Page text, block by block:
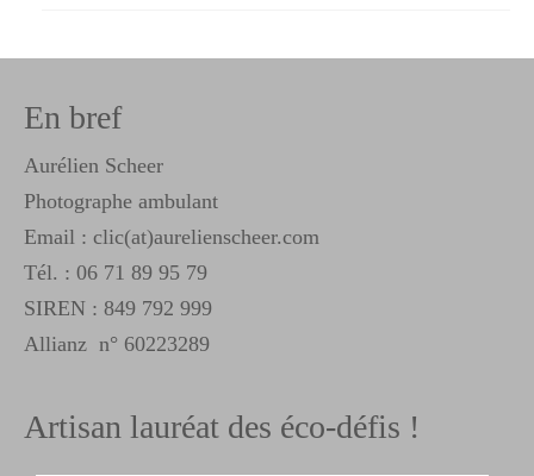
En bref
Aurélien Scheer
Photographe ambulant
Email : clic(at)aurelienscheer.com
Tél. : 06 71 89 95 79
SIREN : 849 792 999
Allianz n° 60223289
Artisan lauréat des éco-défis !